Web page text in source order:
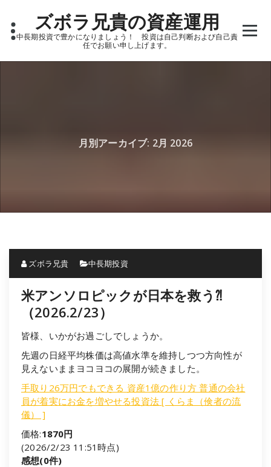
content ズボラ兄貴の資産運用
中長期投資で豊かになりましょう！ 投資は自己判断および自己責
任でお願い申し上げます。
月別アーカイブ: 2月 2026
ズボラ兄貴 中長期投資
米アンソロピックが日本を救う⁈
（2026.2/23）
皆様、いかがお過ごしでしょうか。
先週の日経平均株価は高値水準を維持しつつ方向性が
見えないままヨコヨコの展開が続きました。
手取り26万円でもできる 資産1億の作り方 普通の会社
員が着実にお金を増やせる投資法 [ くらま（倹者の流
儀） ]
価格:1870円
(2026/2/23 11:51時点)
感想(0件)